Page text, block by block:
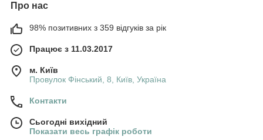
Про нас
98% позитивних з 359 відгуків за рік
Працює з 11.03.2017
м. Київ
Провулок Фінський, 8, Київ, Україна
Контакти
Сьогодні вихідний
Показати весь графік роботи